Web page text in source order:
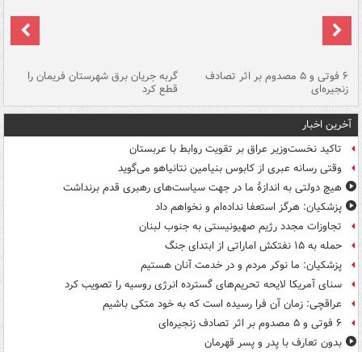
۶ فوتی و ۵ مصدوم بر اثر تصادف
زنجیره‌ای
گربه جریان برق شهرستان فریمان را
قطع کرد
آخرین اخبار
تاکید نخست‌وزیر عراق بر تقویت روابط با عربستان
وقتی رسانه عبری از کابوس بنیامین نتانیاهو می‌گوید
هیچ دولتی به اندازۀ ما در جهت سیاست‌های رهبری قدم برنداشت
پزشکیان: هرگز استعفا نداده‌ام و نخواهم داد
تجاوزات مجدد رژیم صهیونیستی به جنوب لبنان
حمله به ۱۵ نفتکش‌ اماراتی از ابتدای جنگ
پزشکیان: ما نوکر مردم و در خدمت آنان هستیم
سنای آمریکا لایحه تحریم‌های گسترده انرژی روسیه را تصویب کرد
عراقچی: زمان آن فرا رسیده است که به خود متکی باشیم
۶ فوتی و ۵ مصدوم بر اثر تصادف زنجیره‌ای
بدون تعارف با پدر و پسر قهرمان